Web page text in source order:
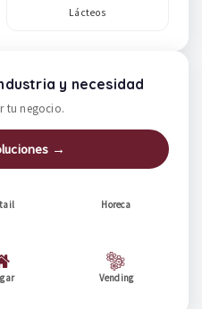
Lácteos
y necesidad
tu negocio.
→
Horeca
Vending